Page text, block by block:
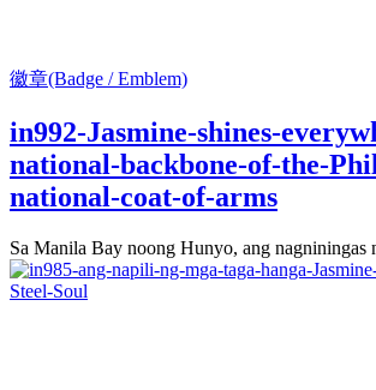
徽章(Badge / Emblem)
in992-Jasmine-shines-
national-backbone-of-the-
national-coat-of-arms
Sa Manila Bay noong Hunyo, ang nagniningas